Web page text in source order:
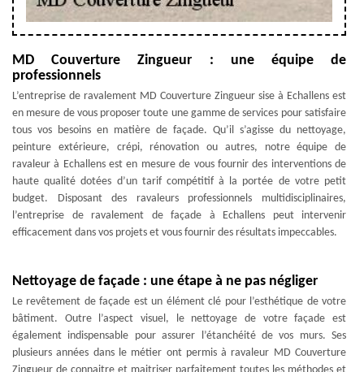
MD Couverture Zingueur : une équipe de
professionnels
L’entreprise de ravalement MD Couverture Zingueur sise à Echallens est
en mesure de vous proposer toute une gamme de services pour satisfaire
tous vos besoins en matière de façade. Qu’il s’agisse du nettoyage,
peinture extérieure, crépi, rénovation ou autres, notre équipe de
ravaleur à Echallens est en mesure de vous fournir des interventions de
haute qualité dotées d’un tarif compétitif à la portée de votre petit
budget. Disposant des ravaleurs professionnels multidisciplinaires,
l’entreprise de ravalement de façade à Echallens peut intervenir
efficacement dans vos projets et vous fournir des résultats impeccables.
Nettoyage de façade : une étape à ne pas négliger
Le revêtement de façade est un élément clé pour l’esthétique de votre
bâtiment. Outre l’aspect visuel, le nettoyage de votre façade est
également indispensable pour assurer l’étanchéité de vos murs. Ses
plusieurs années dans le métier ont permis à ravaleur MD Couverture